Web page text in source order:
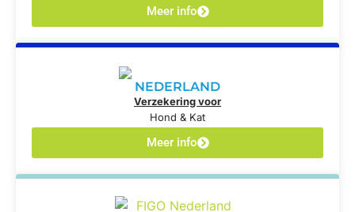
Meer info
NEDERLAND
Verzekering voor
Hond & Kat
Meer info